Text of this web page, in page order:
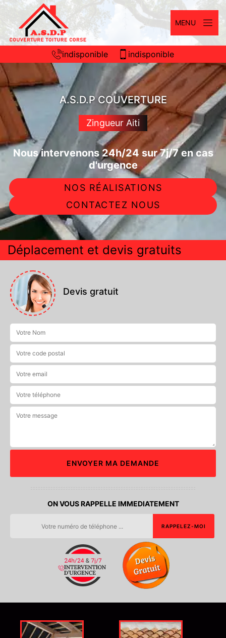
MENU
indisponible indisponible
A.S.D.P COUVERTURE
Zingueur Aiti
Nous intervenons 24h/24 sur 7j/7 en cas
d'urgence
NOS RÉALISATIONS
CONTACTEZ NOUS
Déplacement et devis gratuits
Devis gratuit
ON VOUS RAPPELLE IMMEDIATEMENT